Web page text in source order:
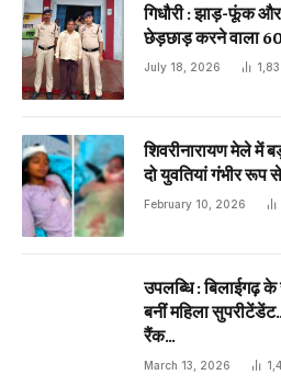
गिधौरी : झाड़-फूंक
छेड़छाड़ करने वाला 60
July 18, 2026
शिवरीनारायण मेले में
दो युवतियां गंभीर रूप
February 10, 2026
उपलब्धि : बिलाईगढ़ के
बनीं महिला
रैंक…
March 13, 2026